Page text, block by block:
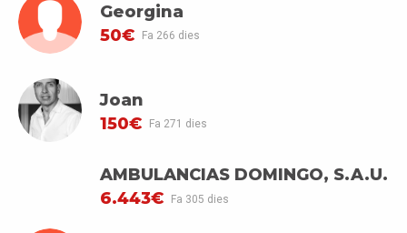
Georgina
50€
Fa 266 dies
Joan
150€
Fa 271 dies
AMBULANCIAS DOMINGO, S.A.U.
6.443€
Fa 305 dies